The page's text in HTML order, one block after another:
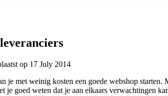
op 17 July 2014
je met weinig kosten een goede webshop
je goed weten dat je aan elkaars verwachtingen